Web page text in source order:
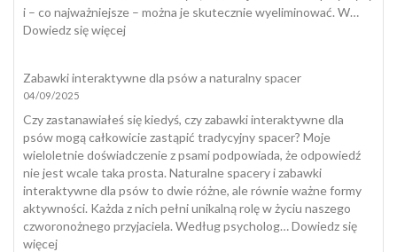
i – co najważniejsze – można je skutecznie wyeliminować. W…
Dowiedz się więcej:
psa
dlaczego
pies
zjada
odchody
i
jak
skutecznie
Zabawki interaktywne dla psów a naturalny spacer
04/09/2025
Czy zastanawiałeś się kiedyś, czy zabawki interaktywne dla
psów mogą całkowicie zastąpić tradycyjny spacer? Moje
wieloletnie doświadczenie z psami podpowiada, że odpowiedź
nie jest wcale taka prosta. Naturalne spacery i zabawki
interaktywne dla psów to dwie różne, ale równie ważne formy
aktywności. Każda z nich pełni unikalną rolę w życiu naszego
czworonożnego przyjaciela. Według psycholog…Dowiedz się
więcej: